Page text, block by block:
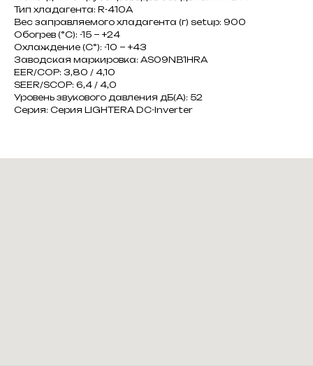
Тип хладагента: R-410A
Вес заправляемого хладагента (г) setup: 900
Обогрев (°С): -15 ~ +24
Охлаждение (С°): -10 ~ +43
Заводская маркировка: AS09NB1HRA
EER/COP: 3,80 / 4,10
SEER/SCOP: 6,4 / 4,0
Уровень звукового давления дБ(А): 52
Серия: Серия LIGHTERA DC-Inverter